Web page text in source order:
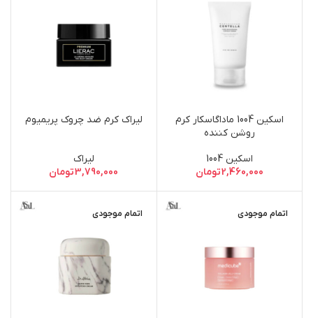
اسکین 1004 ماداگاسکار کرم
روشن کننده
اسکین 1004
2,460,000تومان
لیراک کرم ضد چروک پریمیوم
لیراک
3,790,000تومان
اتمام موجودی اتمام موجودی